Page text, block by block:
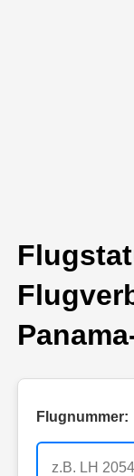
Flugnummer: